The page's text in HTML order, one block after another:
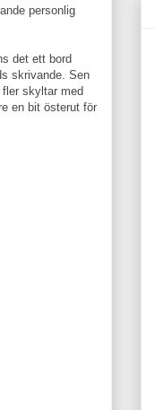
personlig
det ett bord
skrivande. Sen
skyltar med
en bit österut för